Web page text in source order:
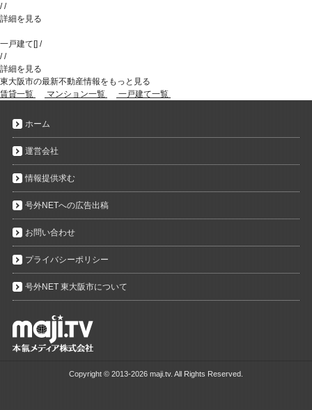
//
詳細を見る
一戸建て [] /
//
詳細を見る
東大阪市の最新不動産情報をもっと見る
賃貸一覧
マンション一覧 一戸建て一覧
ホーム
運営会社
情報提供求む
号外NETへの広告出稿
お問い合わせ
プライバシーポリシー
号外NET 東大阪市について
Copyright © 2013-2026 maji.tv. All Rights Reserved.